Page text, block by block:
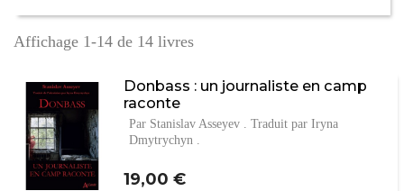
Affichage 1-14 de 14 livres
Donbass : un journaliste en camp
raconte
Par Stanislav Asseyev . Traduit par Iryna
Dmytrychyn .
Prix
19,00 €